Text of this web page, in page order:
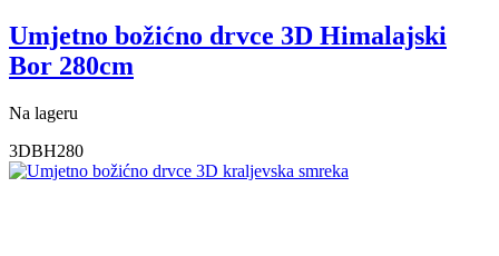
Umjetno božićno drvce 3D Himalajski
Bor 280cm
Na lageru
3DBH280